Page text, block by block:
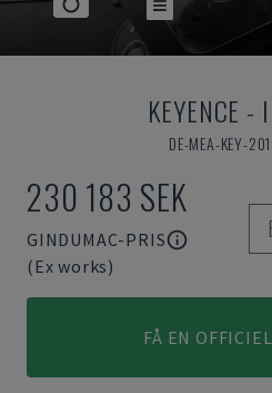
KEYENCE -
DE-MEA-KEY-
230 183 SEK
GINDUMAC-PRIS
(Ex works)
FÅ EN